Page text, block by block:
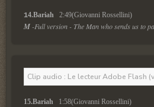
14.Bariah 2:49(Giovanni Rossellini)
M -Full version - The Man who sends us to
Clip audio : Le lecteur Adobe Flash
15.Bariah 1:58(Giovanni Rossellini)